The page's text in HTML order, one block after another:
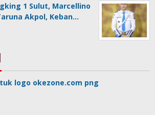
1 Sulut, Marcellino
Akpol, Keban…